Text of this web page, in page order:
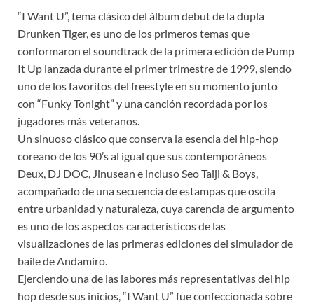
“I Want U”, tema clásico del álbum debut de la dupla
Drunken Tiger, es uno de los primeros temas que
conformaron el soundtrack de la primera edición de Pump
It Up lanzada durante el primer trimestre de 1999, siendo
uno de los favoritos del freestyle en su momento junto
con “Funky Tonight” y una canción recordada por los
jugadores más veteranos.
Un sinuoso clásico que conserva la esencia del hip-hop
coreano de los 90’s al igual que sus contemporáneos
Deux, DJ DOC, Jinusean e incluso Seo Taiji & Boys,
acompañado de una secuencia de estampas que oscila
entre urbanidad y naturaleza, cuya carencia de argumento
es uno de los aspectos característicos de las
visualizaciones de las primeras ediciones del simulador de
baile de Andamiro.
Ejerciendo una de las labores más representativas del hip
hop desde sus inicios, “I Want U” fue confeccionada sobre